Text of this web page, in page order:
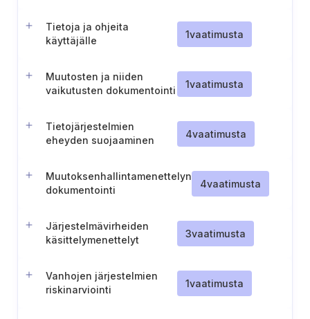
Tietoja ja ohjeita
käyttäjälle
1vaatimusta
Muutosten ja niiden
vaikutusten dokumentointi
1vaatimusta
Tietojärjestelmien
eheyden suojaaminen
4vaatimusta
Muutoksenhallintamenettelyn
dokumentointi
4vaatimusta
Järjestelmävirheiden
käsittelymenettelyt
3vaatimusta
Vanhojen järjestelmien
riskinarviointi
1vaatimusta